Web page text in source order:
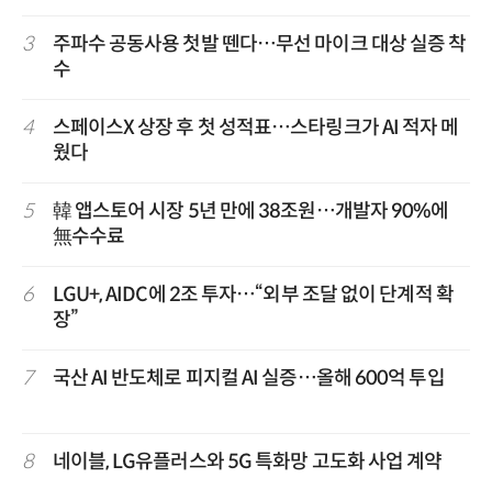
3
주파수 공동사용 첫발 뗀다…무선 마이크 대상 실증 착
수
4
스페이스X 상장 후 첫 성적표…스타링크가 AI 적자 메
웠다
5
韓 앱스토어 시장 5년 만에 38조원…개발자 90%에
無수수료
6
LGU+, AIDC에 2조 투자…“외부 조달 없이 단계적 확
장”
7 국산 AI 반도체로 피지컬 AI 실증…올해 600억 투입
8 네이블, LG유플러스와 5G 특화망 고도화 사업 계약